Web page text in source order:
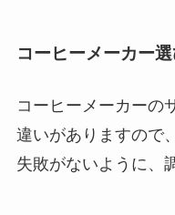
コーヒーメーカー
コーヒーメーカーの
違いがありますので
失敗がないように、